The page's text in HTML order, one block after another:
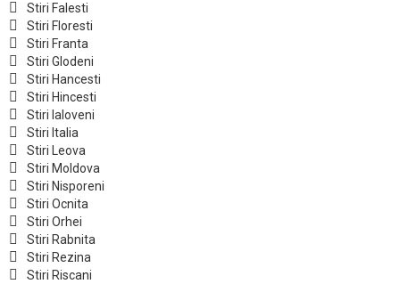
Stiri Falesti
Stiri Floresti
Stiri Franta
Stiri Glodeni
Stiri Hancesti
Stiri Hincesti
Stiri Ialoveni
Stiri Italia
Stiri Leova
Stiri Moldova
Stiri Nisporeni
Stiri Ocnita
Stiri Orhei
Stiri Rabnita
Stiri Rezina
Stiri Riscani